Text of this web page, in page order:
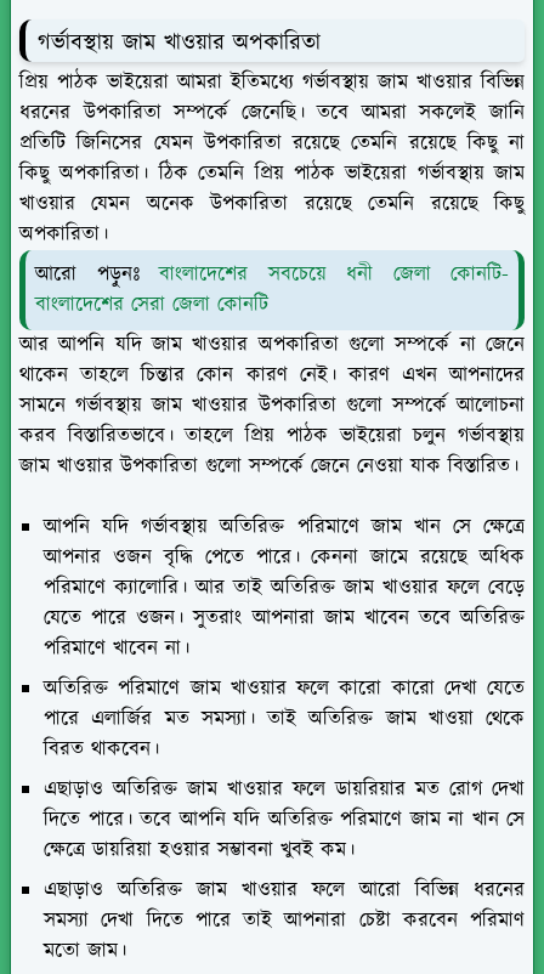
গর্ভাবস্থায় জাম খাওয়ার অপকারিতা
প্রিয় পাঠক ভাইয়েরা আমরা ইতিমধ্যে গর্ভাবস্থায় জাম খাওয়ার বিভিন্ন
ধরনের উপকারিতা সম্পর্কে জেনেছি। তবে আমরা সকলেই জানি
প্রতিটি জিনিসের যেমন উপকারিতা রয়েছে তেমনি রয়েছে কিছু না
কিছু অপকারিতা। ঠিক তেমনি প্রিয় পাঠক ভাইয়েরা গর্ভাবস্থায় জাম
খাওয়ার যেমন অনেক উপকারিতা রয়েছে তেমনি রয়েছে কিছু
অপকারিতা।
আরো পড়ুনঃবাংলাদেশের সবচেয়ে ধনী জেলা কোনটি-
বাংলাদেশের সেরা জেলা কোনটি
আর আপনি যদি জাম খাওয়ার অপকারিতা গুলো সম্পর্কে না জেনে
থাকেন তাহলে চিন্তার কোন কারণ নেই। কারণ এখন আপনাদের
সামনে গর্ভাবস্থায় জাম খাওয়ার উপকারিতা গুলো সম্পর্কে আলোচনা
করব বিস্তারিতভাবে। তাহলে প্রিয় পাঠক ভাইয়েরা চলুন গর্ভাবস্থায়
জাম খাওয়ার উপকারিতা গুলো সম্পর্কে জেনে নেওয়া যাক বিস্তারিত।
আপনি যদি গর্ভাবস্থায় অতিরিক্ত পরিমাণে জাম খান সে ক্ষেত্রে
আপনার ওজন বৃদ্ধি পেতে পারে। কেননা জামে রয়েছে অধিক
পরিমাণে ক্যালোরি। আর তাই অতিরিক্ত জাম খাওয়ার ফলে বেড়ে
যেতে পারে ওজন। সুতরাং আপনারা জাম খাবেন তবে অতিরিক্ত
পরিমাণে খাবেন না।
অতিরিক্ত পরিমাণে জাম খাওয়ার ফলে কারো কারো দেখা যেতে
পারে এলার্জির মত সমস্যা। তাই অতিরিক্ত জাম খাওয়া থেকে
বিরত থাকবেন।
এছাড়াও অতিরিক্ত জাম খাওয়ার ফলে ডায়রিয়ার মত রোগ দেখা
দিতে পারে। তবে আপনি যদি অতিরিক্ত পরিমাণে জাম না খান সে
ক্ষেত্রে ডায়রিয়া হওয়ার সম্ভাবনা খুবই কম।
এছাড়াও অতিরিক্ত জাম খাওয়ার ফলে আরো বিভিন্ন ধরনের
সমস্যা দেখা দিতে পারে তাই আপনারা চেষ্টা করবেন পরিমাণ
মতো জাম।